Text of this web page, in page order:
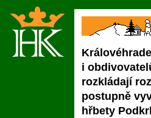
i
rozkládají
postupně
hřbety